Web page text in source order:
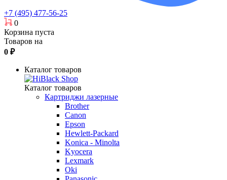
+7 (495) 477-56-25
0
Корзина пуста
Товаров на
0 ₽
Каталог товаров
Каталог товаров
Картриджи лазерные
Brother
Canon
Epson
Hewlett-Packard
Konica - Minolta
Kyocera
Lexmark
Oki